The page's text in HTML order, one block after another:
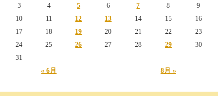
« 6月 8月 »
3
4 5 6 7 8
9
10
11 12 13 14 15
16
17
18 19 20 21 22
23
24
25 26 27 28 29
30
31